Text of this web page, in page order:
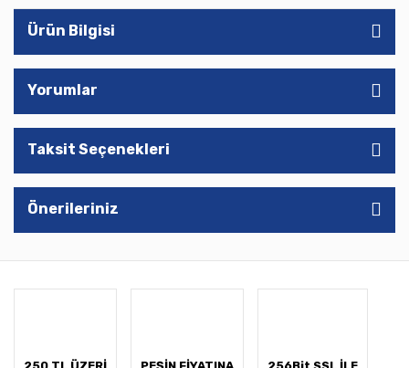
Ürün Bilgisi
Yorumlar
Taksit Seçenekleri
Önerileriniz